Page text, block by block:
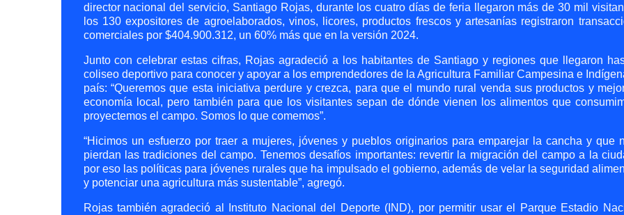
director nacional del servicio, Santiago Rojas, durante los cuatro días de feria llegaron más de 30 mil
los 130 expositores de agroelaborados, vinos, licores, productos frescos y artesanías registraron
comerciales por $404.900.312, un 60% más que en la versión 2024.
Junto con celebrar estas cifras, Rojas agradeció a los habitantes de Santiago y regiones que llegaron
coliseo deportivo para conocer y apoyar a los emprendedores de la Agricultura Familiar Campesina e
país: “Queremos que esta iniciativa perdure y crezca, para que el mundo rural venda sus productos y
economía local, pero también para que los visitantes sepan de dónde vienen los alimentos que
proyectemos el campo. Somos lo que comemos”.
“Hicimos un esfuerzo por traer a mujeres, jóvenes y pueblos originarios para emparejar la cancha y que
pierdan las tradiciones del campo. Tenemos desafíos importantes: revertir la migración del campo a la
por eso las políticas para jóvenes rurales que ha impulsado el gobierno, además de velar la seguridad
y potenciar una agricultura más sustentable”, agregó.
Rojas también agradeció al Instituto Nacional del Deporte (IND), por permitir usar el Parque Estadio